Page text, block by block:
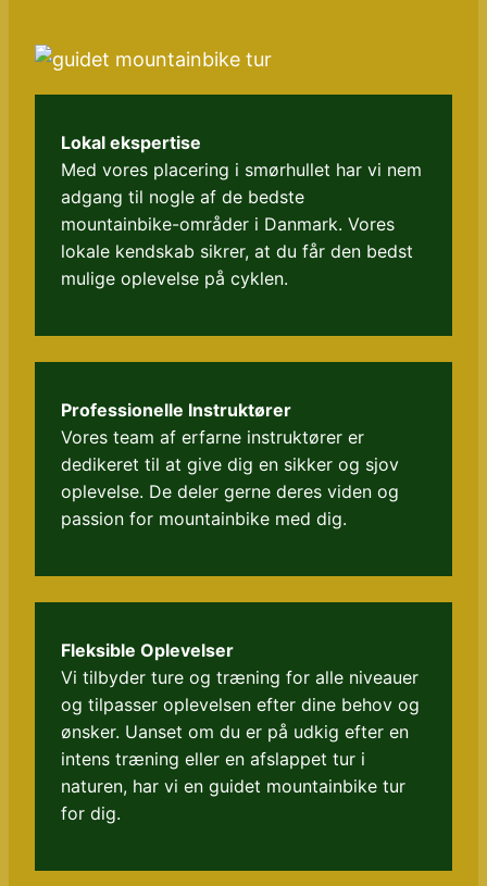
Lokal ekspertise
Med vores placering i smørhullet har vi nem
adgang til nogle af de bedste
mountainbike-områder i Danmark. Vores
lokale kendskab sikrer, at du får den bedst
mulige oplevelse på cyklen.
Professionelle Instruktører
Vores team af erfarne instruktører er
dedikeret til at give dig en sikker og sjov
oplevelse. De deler gerne deres viden og
passion for mountainbike med dig.
Fleksible Oplevelser
Vi tilbyder ture og træning for alle niveauer
og tilpasser oplevelsen efter dine behov og
ønsker. Uanset om du er på udkig efter en
intens træning eller en afslappet tur i
naturen, har vi en guidet mountainbike tur
for dig.